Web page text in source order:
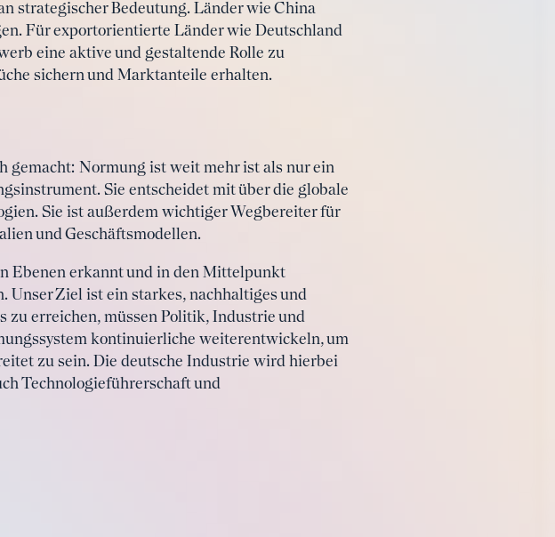
strategischer Bedeutung. Länder wie China
Für exportorientierte Länder wie Deutschland
eine aktive und gestaltende Rolle zu
sichern und Marktanteile erhalten.
gemacht: Normung ist weit mehr ist als nur ein
Sie entscheidet mit über die globale
Sie ist außerdem wichtiger Wegbereiter für
und Geschäftsmodellen.
Ebenen erkannt und in den Mittelpunkt
Ziel ist ein starkes, nachhaltiges und
erreichen, müssen Politik, Industrie und
kontinuierliche weiterentwickeln, um
zu sein. Die deutsche Industrie wird hierbei
Technologieführerschaft und